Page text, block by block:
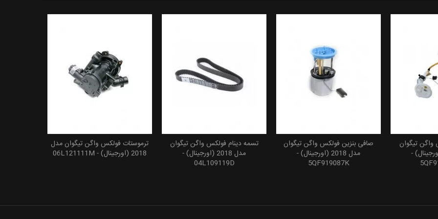
افزودن به سبد خرید
ترموستات فولکس واگن تیگوان مدل
2018 (اورجینال) - 06L121111M
افزودن به سبد خرید
تسمه دینام فولکس واگن تیگوان
مدل 2018 (اورجینال) -
04L109119D
افزودن به سبد خرید
صافی بنزین فولکس واگن تیگوان
مدل 2018 (اورجینال) -
5QF919087K
سبد خریدتیگوان
(اورجینال) -